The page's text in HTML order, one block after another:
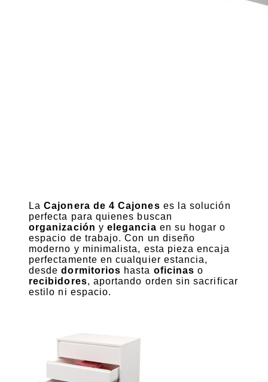
LaCajonera de 4 Cajones es la solución
perfecta para quienes buscan
organización yelegancia en su hogar o
espacio de trabajo. Con un diseño
moderno y minimalista, esta pieza encaja
perfectamente en cualquier estancia,
desdedormitorios hasta oficinas o
recibidores, aportando orden sin sacrificar
estilo ni espacio.